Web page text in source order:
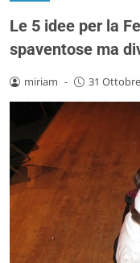
Le 5 idee per la
spaventose ma
miriam - 31